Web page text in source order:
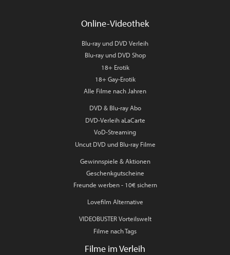
Online-Videothek
Blu-ray und DVD Verleih
Blu-ray und DVD Shop
18+ Erotik
18+ Gay-Erotik
Alle Filme nach Jahren
DVD & Blu-ray Abo
DVD-Verleih aLaCarte
VoD-Streaming
Uncut DVD und Blu-ray Filme
Gewinnspiele & Aktionen
Geschenkgutscheine
Freunde werben - 10€ sichern
Lovefilm Alternative
VIDEOBUSTER Vorteilswelt
Filme nach Tags
Filme im Verleih